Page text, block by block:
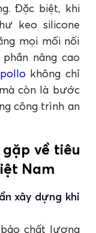
Đặc biệt, khi
keo silicone
mọi mối nối
nâng cao
không chỉ
còn là bước
công trình an
về tiêu
Nam
xây dựng khi
chất lượng